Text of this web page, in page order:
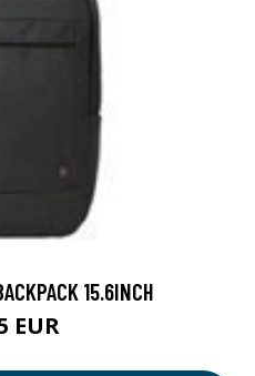
15.6INCH
EUR